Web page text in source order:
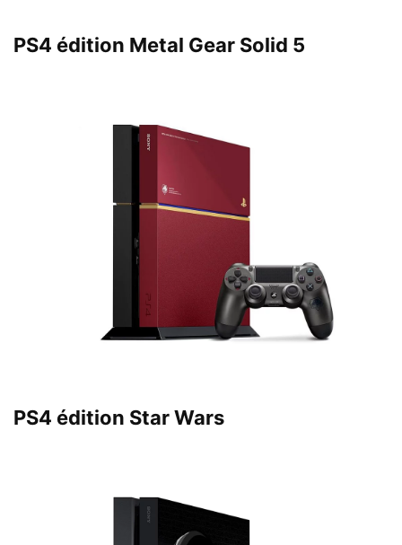
PS4 édition Metal Gear Solid 5
PS4 édition Star Wars